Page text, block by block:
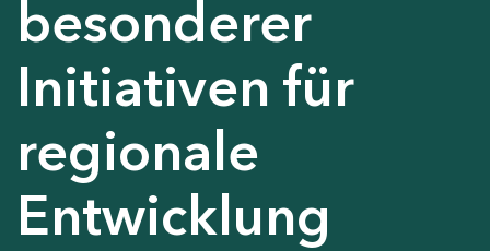
besonderer
Initiativen für
regionale
Entwicklung